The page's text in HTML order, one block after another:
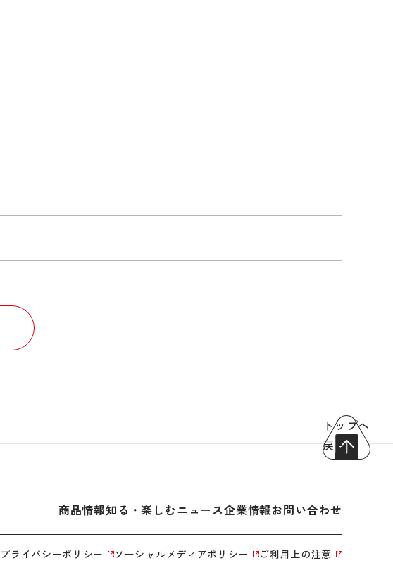
トップへ
戻る
商品情報知る・楽しむニュース企業情報お問い合わせ
プライバシーポリシー ソーシャルメディアポリシー ご利用上の注意